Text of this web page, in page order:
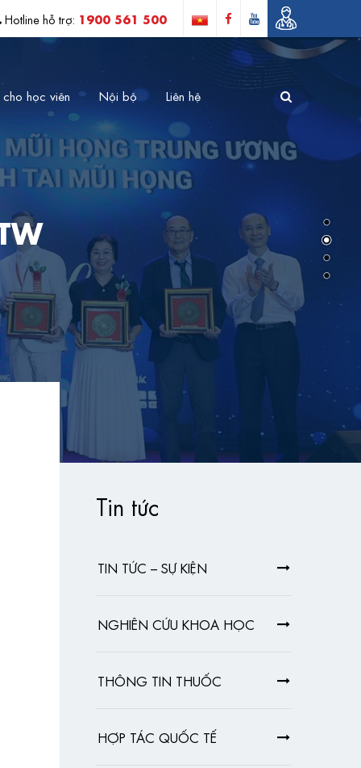
Hotline hỗ trợ: 1900 561 500
cho học viên Nội bộ Liên hệ
Tin tức
TIN TỨC – SỰ KIỆN
NGHIÊN CỨU KHOA HỌC
THÔNG TIN THUỐC
HỢP TÁC QUỐC TẾ